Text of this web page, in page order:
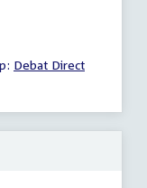
External
Debat Direct